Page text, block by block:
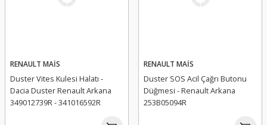
RENAULT MAİS
Duster Vites Kulesi Halatı -
Dacia Duster Renault Arkana
349012739R - 341016592R
RENAULT MAİS
Duster SOS Acil Çağrı Butonu
Düğmesi - Renault Arkana
253B05094R